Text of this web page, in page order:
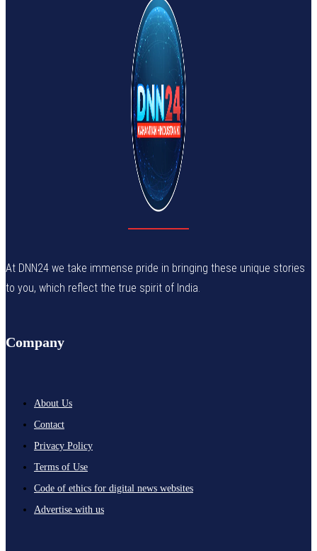
At DNN24 we take immense pride in bringing these unique stories
to you, which reflect the true spirit of India.
Company
About Us
Contact
Privacy Policy
Terms of Use
Code of ethics for digital news websites
Advertise with us